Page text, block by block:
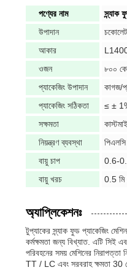
পণ্যের নাম
স্ন্যাক
উপাদান
আকার
ওজন
৮০০
প্যাকেজিং উপাদান
কাগজ/
প্যাকেজিং সঠিকতা
≤ ±
সক্ষমতা
নিয়ন্ত্রণ ব্যবস্থা
পিএলসি
বায়ু চাপ
0.6-
বায়ু খরচ
0.5 মি
অ্যাপ্লিকেশনঃ
টুপ্যাকের স্ন্যাক ফুড প্যাকেজিং
কর্মক্ষমতা জন্য বিখ্যাত. এটি সিই
পরিবহনের সময় মেশিনের
TT / LC এবং সরবরাহ ক্ষমতা 30